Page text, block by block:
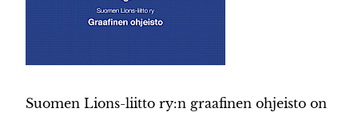
Suomen Lions-liitto ry:n graafinen ohjeisto on